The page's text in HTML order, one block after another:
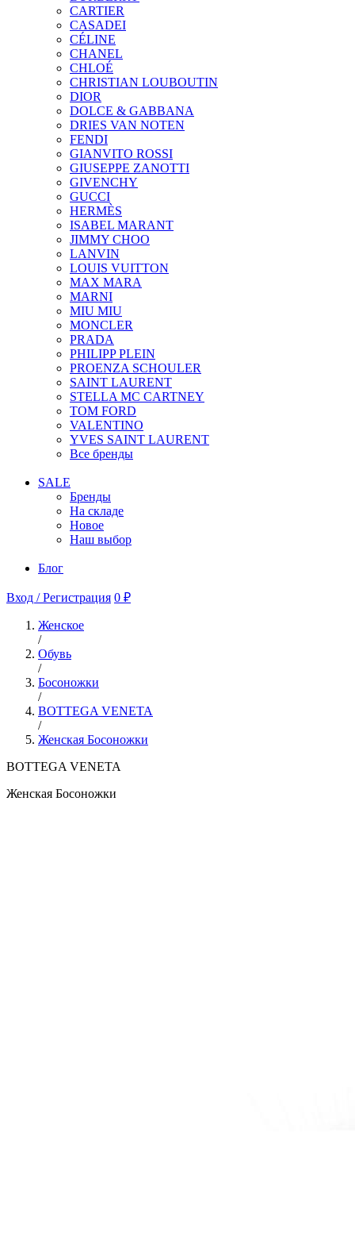
CARTIER
CASADEI
CÉLINE
CHANEL
CHLOÉ
CHRISTIAN LOUBOUTIN
DIOR
DOLCE & GABBANA
DRIES VAN NOTEN
FENDI
GIANVITO ROSSI
GIUSEPPE ZANOTTI
GIVENCHY
GUCCI
HERMÈS
ISABEL MARANT
JIMMY CHOO
LANVIN
LOUIS VUITTON
MAX MARA
MARNI
MIU MIU
MONCLER
PRADA
PHILIPP PLEIN
PROENZA SCHOULER
SAINT LAURENT
STELLA MC CARTNEY
TOM FORD
VALENTINO
YVES SAINT LAURENT
Все бренды
SALE
Бренды
На складе
Новое
Наш выбор
Блог
Вход / Регистрация 0 ₽
Женское
/
Обувь
/
Босоножки
/
BOTTEGA VENETA
/
Женская Босоножки
BOTTEGA VENETA
Женская Босоножки